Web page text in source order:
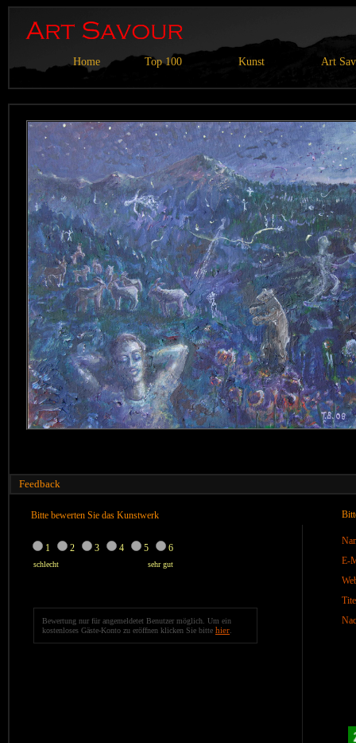
Home Top 100 Kunst Art
Feedback
Bitte bewerten Sie das Kunstwerk
1 2 3 4 5 6
schlecht sehr gut
Bewertung nur für angemeldetet Benutzer möglich. Um ein
kostenloses Gäste-Konto zu eröffnen klicken Sie bitte hier
E-